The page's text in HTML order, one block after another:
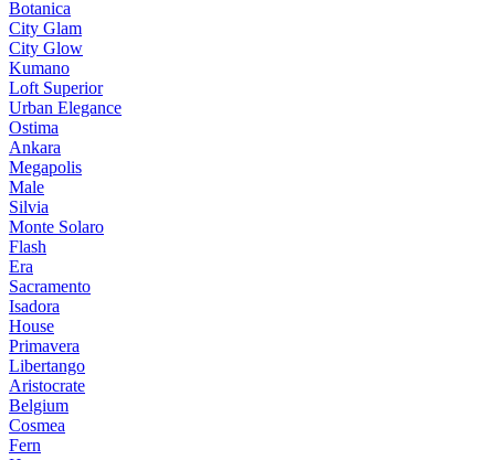
Botanica
City Glam
City Glow
Kumano
Loft Superior
Urban Elegance
Ostima
Ankara
Megapolis
Male
Silvia
Monte Solaro
Flash
Era
Sacramento
Isadora
House
Primavera
Libertango
Aristocrate
Belgium
Cosmea
Fern